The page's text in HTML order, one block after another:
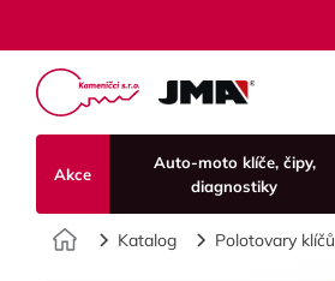
Akce
Auto-moto klíče, čipy,
diagnostiky
Úvod
Katalog Polotovary klíčů